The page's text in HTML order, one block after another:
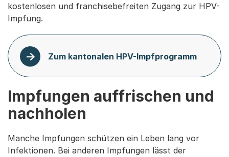
kostenlosen und franchisebefreiten Zugang zur HPV-
Impfung.
Zum kantonalen HPV-Impfprogramm
Impfungen auffrischen und
nachholen
Manche Impfungen schützen ein Leben lang vor
Infektionen. Bei anderen Impfungen lässt der